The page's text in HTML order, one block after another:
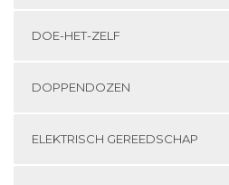
DOE-HET-ZELF
DOPPENDOZEN
ELEKTRISCH GEREEDSCHAP